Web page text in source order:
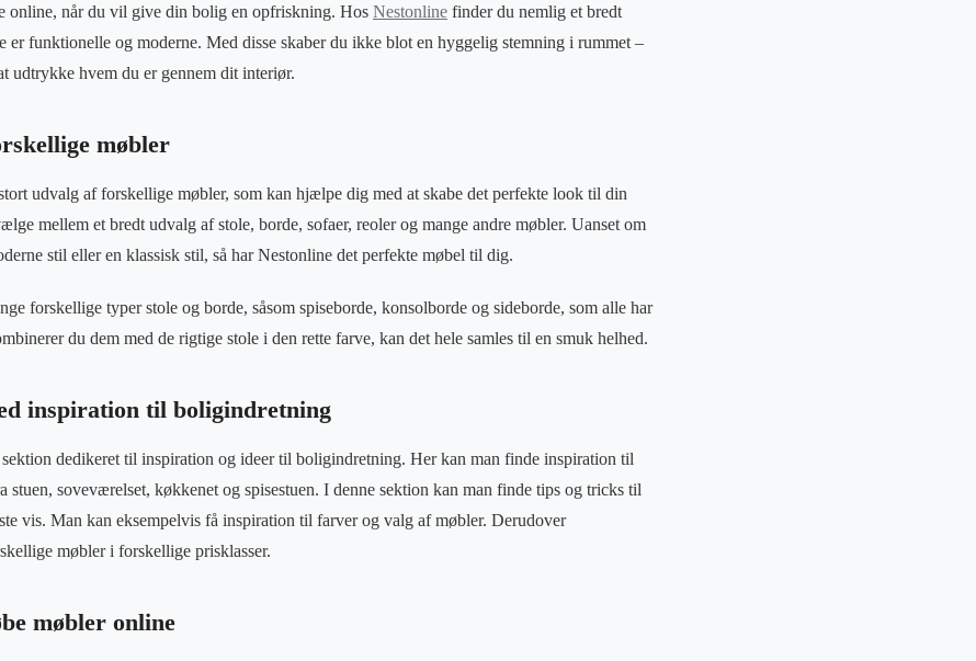
online, når du vil give din bolig en opfriskning. Hos Nestonline finder du nemlig et bredt
er funktionelle og moderne. Med disse skaber du ikke blot en hyggelig stemning i rummet –
udtrykke hvem du er gennem dit interiør.
møbler
udvalg af forskellige møbler, som kan hjælpe dig med at skabe det perfekte look til din
mellem et bredt udvalg af stole, borde, sofaer, reoler og mange andre møbler. Uanset om
stil eller en klassisk stil, så har Nestonline det perfekte møbel til dig.
forskellige typer stole og borde, såsom spiseborde, konsolborde og sideborde, som alle har
du dem med de rigtige stole i den rette farve, kan det hele samles til en smuk helhed.
inspiration til boligindretning
dedikeret til inspiration og ideer til boligindretning. Her kan man finde inspiration til
stuen, soveværelset, køkkenet og spisestuen. I denne sektion kan man finde tips og tricks til
vis. Man kan eksempelvis få inspiration til farver og valg af møbler. Derudover
møbler i forskellige prisklasser.
møbler online